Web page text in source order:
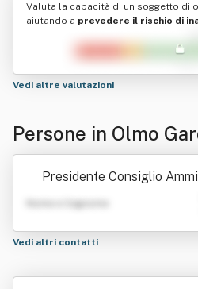
Valuta la capacità di un soggetto di
aiutando a prevedere il rischio di
Vedi altre valutazioni
Persone in Olmo
Presidente Consiglio
Nome e Cognome
Vedi altri contatti